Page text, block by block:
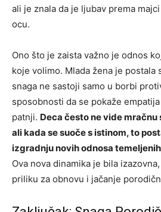
ali je znala da je ljubav prema
ocu.
Ono što je zaista važno je odnos
koje volimo. Mlada žena je postala
snaga ne sastoji samo u borbi
sposobnosti da se pokaže
patnji. Deca često ne vide
ali kada se suoče s istinom, to
izgradnju novih odnosa
Ova nova dinamika je bila
priliku za obnovu i jačanje